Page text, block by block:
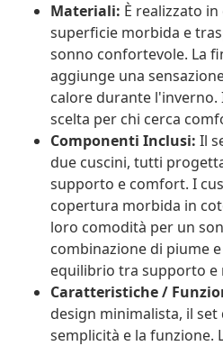
Materiali: È realizzato
superficie morbida e
sonno confortevole. La
aggiunge una
calore durante
scelta per chi cerca
Componenti Inclusi: Il
due cuscini, tutti
supporto e comfort. I
copertura morbida in
loro comodità per un
combinazione di piume
equilibrio tra supporto e
Caratteristiche /
design minimalista, il
semplicità e la funzione.